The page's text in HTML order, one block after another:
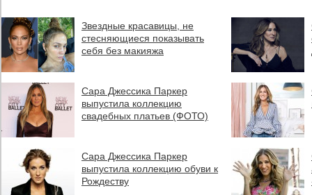
Звездные красавицы, не
стесняющиеся показывать
себя без макияжа
Сара Джессика Паркер
выпустила коллекцию
свадебных платьев (ФОТО)
Сара Джессика Паркер
выпустила коллекцию обуви к
Рождеству